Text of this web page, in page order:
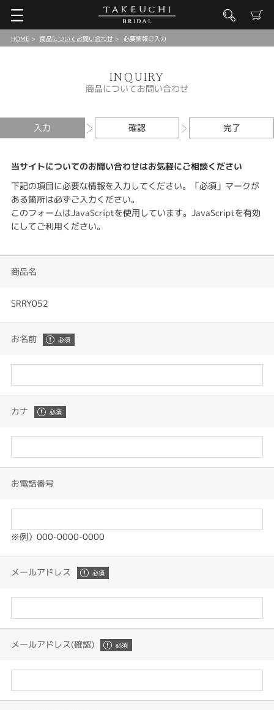
HOME 商品についてお問い合わせ 必要情報ご入力
INQUIRY
商品についてお問い合わせ
入力 確認 完了
当サイトについてのお問い合わせはお気軽にご相談ください
下記の項目に必要な情報を入力してください。「必須」マークが
ある箇所は必ずご入力ください。
このフォームはJavaScriptを使用しています。JavaScriptを有効
にしてご利用ください。
商品名
SRRY052
お名前
カナ
お電話番号
※例）000-0000-0000
メールアドレス
メールアドレス(確認)